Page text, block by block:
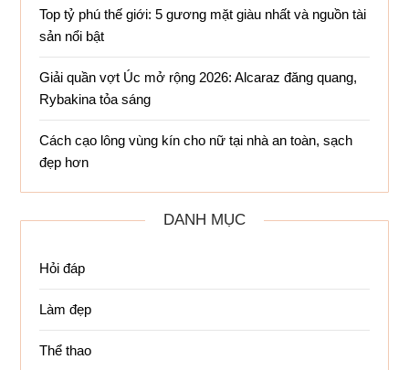
Top tỷ phú thế giới: 5 gương mặt giàu nhất và nguồn tài
sản nổi bật
Giải quần vợt Úc mở rộng 2026: Alcaraz đăng quang,
Rybakina tỏa sáng
Cách cạo lông vùng kín cho nữ tại nhà an toàn, sạch
đẹp hơn
DANH MỤC
Hỏi đáp
Làm đẹp
Thể thao